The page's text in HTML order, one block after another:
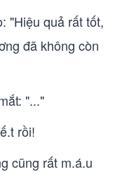
"Hiệu quả rất tốt,
đã không còn
"..."
rồi!
cũng rất m.á.u